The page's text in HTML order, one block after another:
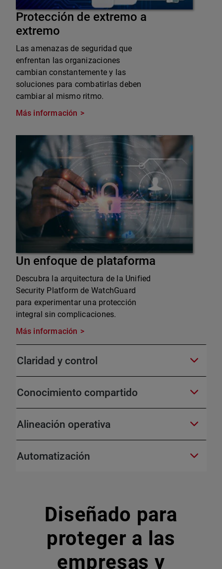
Protección de extremo a
extremo
Las amenazas de seguridad que
enfrentan las organizaciones
cambian constantemente y las
soluciones para combatirlas deben
cambiar al mismo ritmo.
Más información
Un enfoque de plataforma
Descubra la arquitectura de la Unified
Security Platform de WatchGuard
para experimentar una protección
integral sin complicaciones.
Más información
Claridad y control
Conocimiento compartido
Alineación operativa
Automatización
Diseñado para
proteger a las
empresas y